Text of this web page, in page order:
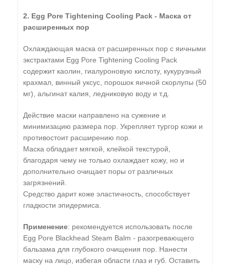
2. Egg Pore Tightening Cooling Pack - Маска от
расширенных пор
Охлаждающая маска от расширенных пор с яичными
экстрактами Egg Pore Tightening Cooling Pack
содержит каолин, гиалуроновую кислоту, кукурузный
крахмал, винный уксус, порошок яичной скорлупы (50
мг), альгинат калия, ледниковую воду и т.д.
Действие маски направлено на сужение и
минимизацию размера пор. Укрепляет тургор кожи и
противостоит расширению пор.
Маска обладает мягкой, клейкой текстурой,
благодаря чему не только охлаждает кожу, но и
дополнительно очищает поры от различных
загрязнений.
Средство дарит коже эластичность, способствует
гладкости эпидермиса.
Применение: рекомендуется использовать после
Egg Pore Blackhead Steam Balm - разогревающего
бальзама для глубокого очищения пор. Нанести
маску на лицо, избегая области глаз и губ. Оставить